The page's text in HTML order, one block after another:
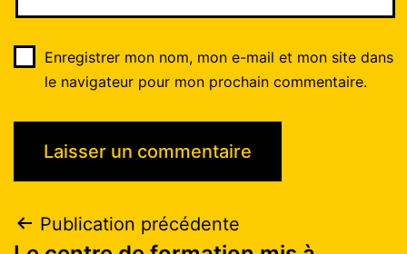
Enregistrer mon nom, mon e-mail et mon site dans
le navigateur pour mon prochain commentaire.
Publication précédente